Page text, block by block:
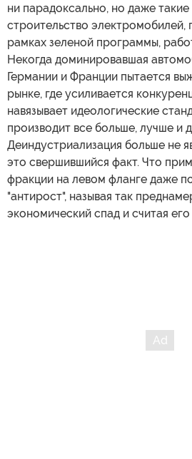
ни парадоксально, но даже
строительство электромобилей,
рамках зеленой программы,
Некогда доминировавшая
Германии и Франции пытается
рынке, где усиливается
навязывает идеологические
производит все больше, лучше и
Деиндустриализация больше не
это свершившийся факт. Что
фракции на левом фланге даже
"антирост", называя так
экономический спад и считая